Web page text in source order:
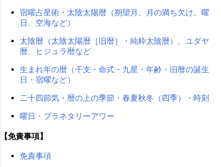
宿曜占星術・太陰太陽暦（朔望月、月の満ち欠け、曜
日、空海など）
太陰暦（太陰太陽暦［旧暦］・純粋太陰暦）、ユダヤ
暦、ヒジュラ暦など
生まれ年の暦（干支・命式・九星・年齢・旧暦の誕生
日・宿曜など）
二十四節気・暦の上の季節・春夏秋冬（四季）・時刻
曜日・プラネタリーアワー
【免責事項】
免責事項